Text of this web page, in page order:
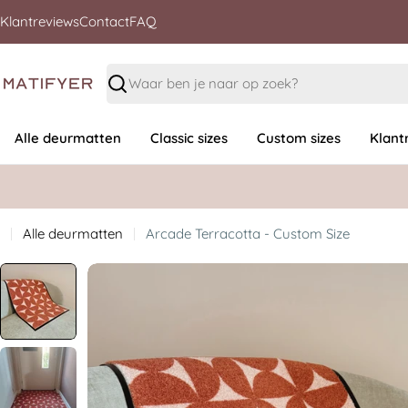
KlantreviewsContactFAQ
Zoeken
Alle deurmatten Classic sizes Custom sizes
Alle deurmatten Arcade Terracotta - Custom Size